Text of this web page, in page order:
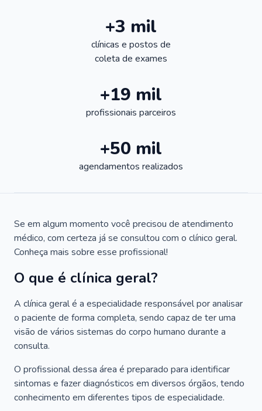
+3 mil
clínicas e postos de
coleta de exames
+19 mil
profissionais parceiros
+50 mil
agendamentos realizados
Se em algum momento você precisou de atendimento
médico, com certeza já se consultou com o clínico geral.
Conheça mais sobre esse profissional!
O que é clínica geral?
A clínica geral é a especialidade responsável por analisar
o paciente de forma completa, sendo capaz de ter uma
visão de vários sistemas do corpo humano durante a
consulta.
O profissional dessa área é preparado para identificar
sintomas e fazer diagnósticos em diversos órgãos, tendo
conhecimento em diferentes tipos de especialidade.